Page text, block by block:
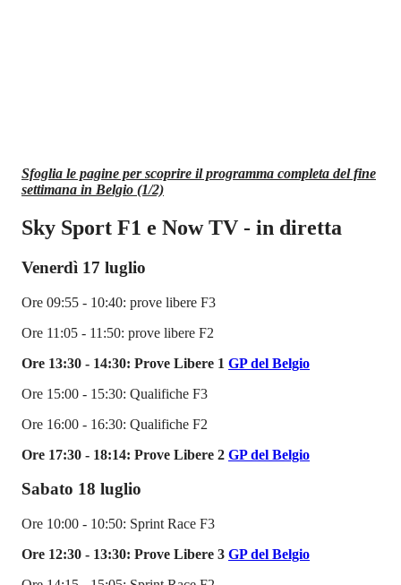
Sfoglia le pagine per scoprire il programma completa del fine
settimana in Belgio (1/2)
Sky Sport F1 e Now TV - in diretta
Venerdì 17 luglio
Ore 09:55 - 10:40: prove libere F3
Ore 11:05 - 11:50: prove libere F2
Ore 13:30 - 14:30: Prove Libere 1 GP del Belgio
Ore 15:00 - 15:30: Qualifiche F3
Ore 16:00 - 16:30: Qualifiche F2
Ore 17:30 - 18:14: Prove Libere 2 GP del Belgio
Sabato 18 luglio
Ore 10:00 - 10:50: Sprint Race F3
Ore 12:30 - 13:30: Prove Libere 3 GP del Belgio